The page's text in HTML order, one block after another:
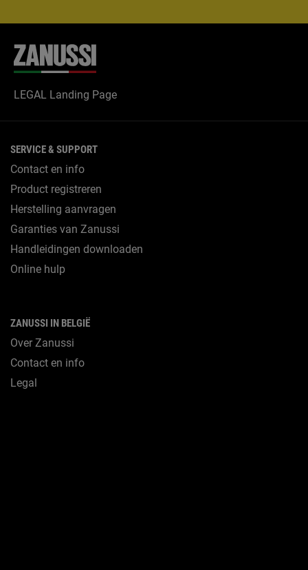
LEGAL Landing Page
SERVICE & SUPPORT
Contact en info
Product registreren
Herstelling aanvragen
Garanties van Zanussi
Handleidingen downloaden
Online hulp
ZANUSSI IN BELGIË
Over Zanussi
Contact en info
Legal